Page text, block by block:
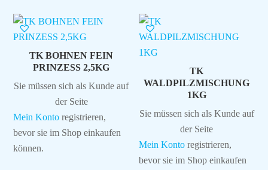
TK BOHNEN FEIN
PRINZESS 2,5KG
Sie müssen sich als Kunde auf
der Seite
Mein Konto registrieren,
bevor sie im Shop einkaufen
können.
TK
WALDPILZMISCHUNG
1KG
Sie müssen sich als Kunde auf
der Seite
Mein Konto registrieren,
bevor sie im Shop einkaufen